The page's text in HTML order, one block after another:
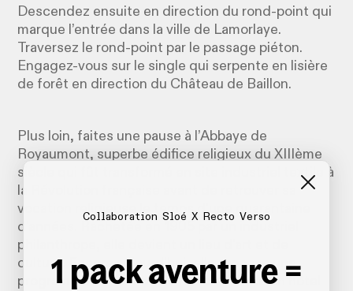
Descendez ensuite en direction du rond-point qui
marque l’entrée dans la ville de Lamorlaye.
Traversez le rond-point par le passage piéton.
Engagez-vous sur le single qui serpente en lisière
de forêt en direction du Château de Baillon.
Plus loin, faites une pause à l’Abbaye de
Royaumont, superbe édifice religieux du XIIIème
siècle qui fût transformé en site industriel textile à
la Révolution française avant de retrouver sa
vocation religieuse le temps d'une quarantaine
d'années. Rachetée en 1905 par un industriel
philanthrope, elle devient un lieu d'art et de
culture. Encore aujourd'hui, elle propose une
programmation culturelle riche et abrite un hôtel
Collaboration Sloé X Recto Verso
1 pack aventure =